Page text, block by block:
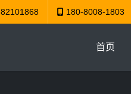
180-8008-1803
首页